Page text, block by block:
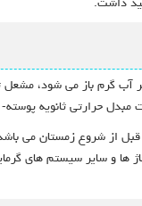
آب گرم باز می شود،
حرارتی ثانویه
از شروع زمستان می
و سایر سیستم های